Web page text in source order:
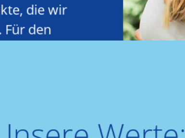
die wir
den